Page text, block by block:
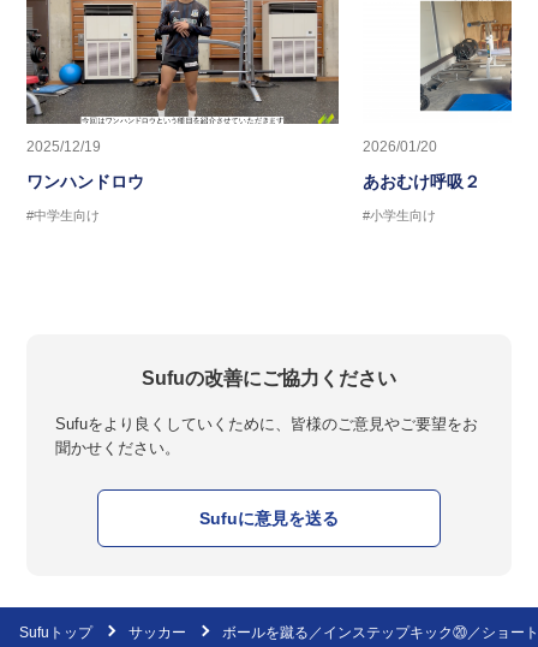
2025/12/19
ワンハンドロウ
#中学生向け
2026/01/20
あおむけ呼吸２
#小学生向け
Sufuの改善にご協力ください
Sufuをより良くしていくために、皆様のご意見やご要望をお
聞かせください。
Sufuに意見を送る
Sufuトップ サッカー ボールを蹴る／インステップキック⑳／ショー